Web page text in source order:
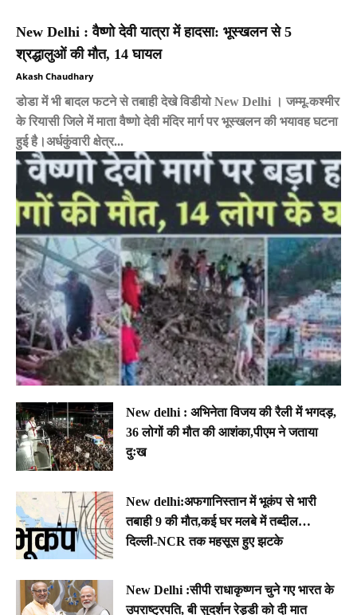
New Delhi : वैष्णो देवी यात्रा में हादसा: भूस्खलन से 5
श्रद्धालुओं की मौत, 14 घायल
Akash Chaudhary
डोडा में भी बादल फटने से तबाही देखे विडीयो New Delhi । जम्मू-कश्मीर
के रियासी जिले में माता वैष्णो देवी मंदिर मार्ग पर भूस्खलन की भयावह घटना
हुई है।अर्धकुंवारी क्षेत्र...
New delhi : अभिनेता विजय की रैली में भगदड़,
36 लोगों की मौत की आशंका,पीएम ने जताया
दुःख
New delhi:अफगानिस्तान में भूकंप से भारी
तबाही 9 की मौत,कई घर मलबे में तब्दील…
दिल्ली-NCR तक महसूस हुए झटके
New Delhi :सीपी राधाकृष्णन चुने गए भारत के
उपराष्ट्रपति, बी सुदर्शन रेड्डी को दी मात